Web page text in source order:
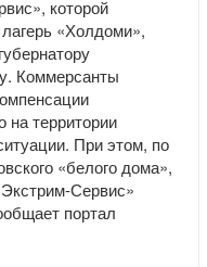
которой
«Холдоми»,
Коммерсанты
на территории
При этом, по
«белого дома»,
Сервис»
портал